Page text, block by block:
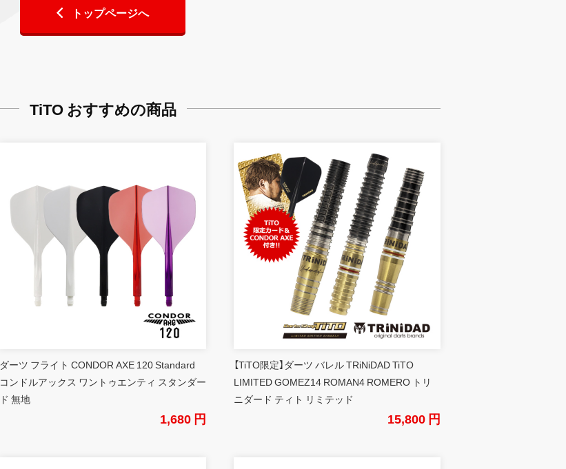
トップページへ
TiTO おすすめの商品
ダーツ フライト CONDOR AXE 120 Standard
コンドルアックス ワントゥエンティ スタンダー
ド 無地
1,680 円
【TiTO限定】ダーツ バレル TRiNiDAD TiTO
LIMITED GOMEZ14 ROMAN4 ROMERO トリ
ニダード ティト リミテッド
15,800 円